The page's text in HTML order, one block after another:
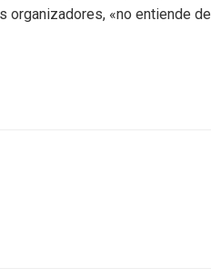
organizadores, «no entiende de